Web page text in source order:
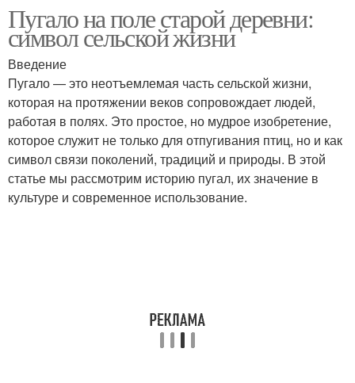
Пугала в старых
Пугало на поле старой деревни:
символ сельской жизни
Введение
Пугало — это неотъемлемая часть сельской жизни,
которая на протяжении веков сопровождает людей,
работая в полях. Это простое, но мудрое изобретение,
которое служит не только для отпугивания птиц, но и как
символ связи поколений, традиций и природы. В этой
статье мы рассмотрим историю пугал, их значение в
культуре и современное использование.